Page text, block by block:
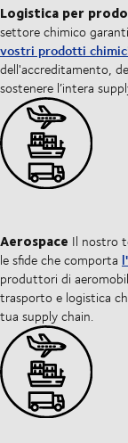
Logistica per
settore chimico
vostri prodotti
dell'accreditamento,
sostenere l’intera
Aerospace Il nostro
le sfide che comporta
produttori di
trasporto e logistica
tua supply chain.